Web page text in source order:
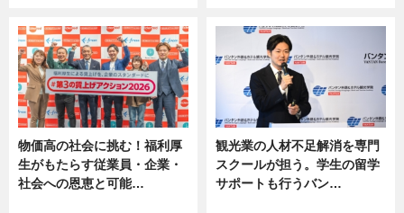
物価高の社会に挑む！福利厚
生がもたらす従業員・企業・
社会への恩恵と可能…
観光業の人材不足解消を専門
スクールが担う。学生の留学
サポートも行うバン…